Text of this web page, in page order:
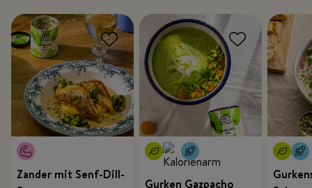
Zander mit Senf-Dill-
Gurken Gazpacho